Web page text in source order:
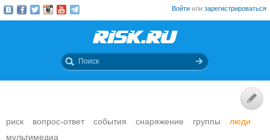
Войти или зарегистрироваться
риск вопрос-ответ события снаряжение группы
люди
мультимедиа